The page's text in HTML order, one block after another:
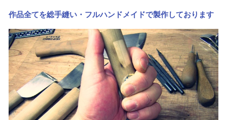
作品全てを総手縫い・フルハンドメイドで製作しております